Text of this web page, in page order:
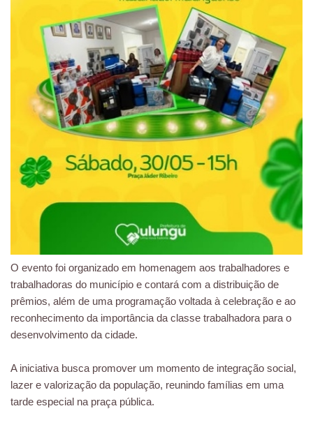
O evento foi organizado em homenagem aos trabalhadores e
trabalhadoras do município e contará com a distribuição de
prêmios, além de uma programação voltada à celebração e ao
reconhecimento da importância da classe trabalhadora para o
desenvolvimento da cidade.
A iniciativa busca promover um momento de integração social,
lazer e valorização da população, reunindo famílias em uma
tarde especial na praça pública.